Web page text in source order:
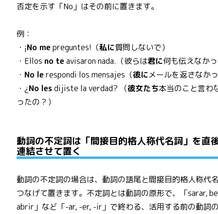
否定を示す「No」はその前に置きます。
例：
・¡No mepreguntes!（私に質問しないで）
・Ellos no teavisaron nada.（彼らは君に何も伝えなか
・ No lerespondi los mensajes（彼にメールを返さなか
・¿No lesdijiste la verdad? （彼女たち本当のこと言わ
ったの？）
動詞の不定詞は「間接目的格人称代名詞」を直
連結させて置く
動詞の不定詞の場合は、動詞の語尾と間接目的格人称代
つなげて置きます。不定詞とは動詞の原形で、「sarar,
abrir」など「-ar, -er, -ir」で終わる、活用する前の動詞